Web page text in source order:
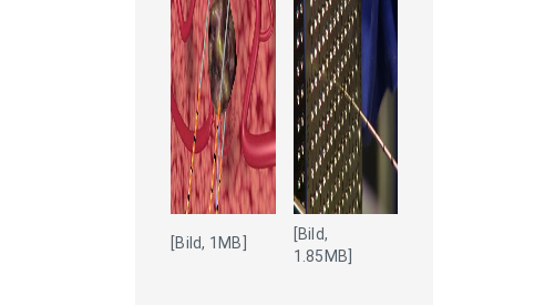
[Bild, 1MB]
[Bild,
1.85MB]